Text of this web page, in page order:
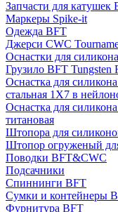
Запчасти для катушек
Маркеры Spike-it
Одежда BFT
Джерси CWC
Оснастки для силикона
Грузило BFT Tungsten
Оснастка для
стальная 1X7 в
Оснастка для
титановая
Штопора для
Штопор огруженый
Поводки BFT&CWC
Подсачники
Спиннинги BFT
Сумки и контейнеры
Фурнитура BFT